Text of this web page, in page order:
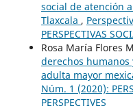
social de atención
Tlaxcala ,
PERSPECTIVAS
Rosa María Flores
derechos
adulta mayor
Núm. 1 (2020):
PERSPECTIVES